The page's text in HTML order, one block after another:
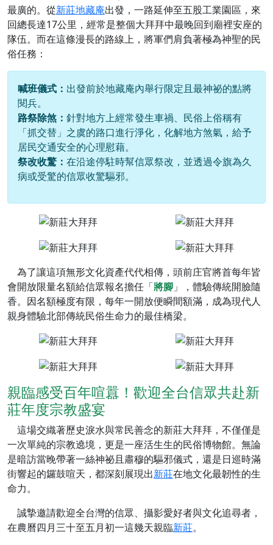
最廣的。從新莊地藏庵出發，一路延伸至五股工業園區，來
回總長達17公里，經常是整個大拜拜中最晚回到廟裡安座的
隊伍。而在這條漫長的路線上，將軍們肩負著極為神聖的民
俗任務：
喊班儀式： 出發前於地藏庵內舉行限定且最神祕的點將
閱兵。
路祭除煞： 針對地方上經常發生車禍、民俗上俗稱有
「抓交替」之虞的路口進行淨化，化解地方煞氣，給予
居民交通安全的心理慰藉。
祭改收驚： 在沿途停駐時幫信眾祭改，並透過令旗為久
病或受驚的信眾收驚驅邪。
為了讓這項無形文化資產代代相傳，頭前庄官將首每年皆
會開放限量名額給信眾報名擔任「將腳 」，體驗傳統開臉隨
香。因名額極度有限，每年一開放便瞬間額滿，成為現代人
親身體驗北部傳統民俗生命力的最佳橋梁。
親臨感受百年喧囂！歡迎全台信眾共赴新
莊年度宗教盛宴
這場交織著歷史淚水與常民善念的新莊大拜拜，不僅僅是
一次單純的宗教遶境，更是一座活生生的民俗博物館。無論
是暗訪當晚帶著一絲神祕且肅穆的驅邪儀式，還是日巡時滿
街響起的鑼鼓喧天，都深刻展現出新莊在地文化最韌性的生
命力。
誠摯邀請歡迎全台灣的信眾、攝影愛好者與文化追尋者，
在農曆四月三十至五月初一這幾天親臨新莊。